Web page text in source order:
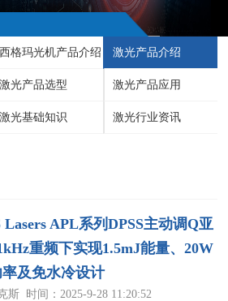
西格玛光机产品介绍 激光产品介绍
激光产品选型 激光产品应用
激光基础知识 激光行业资讯
APL系列DPSS主动调Q亚
重频下实现1.5mJ能量、20W
及免水冷设计
斯 时间：2025-9-28 11:20:52